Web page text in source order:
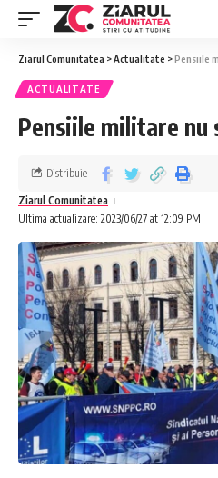
Ziarul Comunitatea >Actualitate >Pensiile
ACTUALITATE
Pensiile militare nu
Ultima actualizare: 2023/06/27 at 12:09 PM
Ziarul Comunitatea
Distribuie